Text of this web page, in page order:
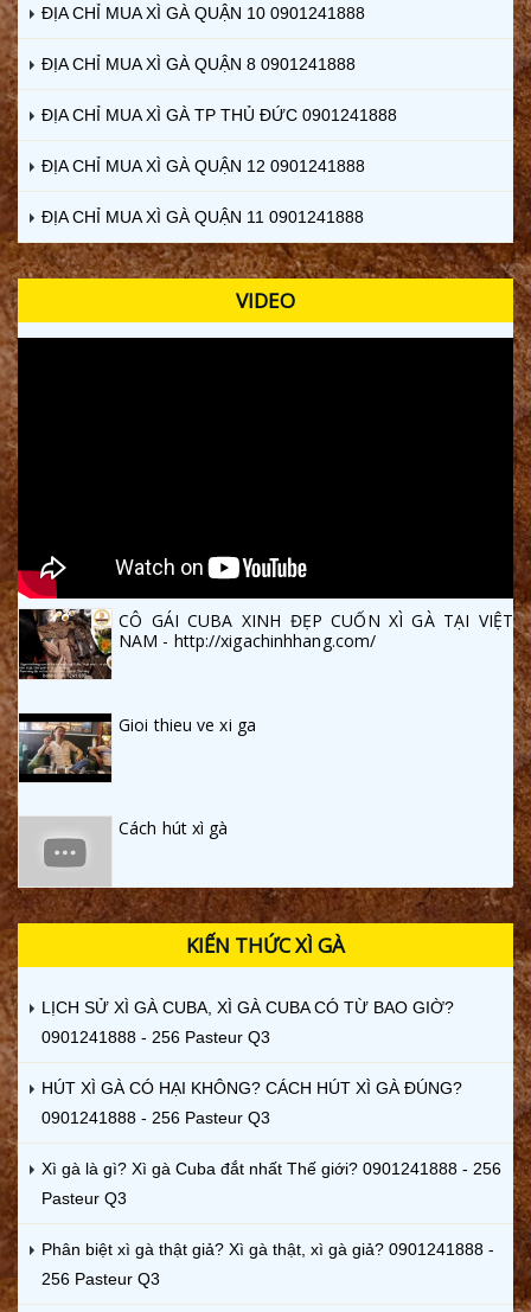
ĐỊA CHỈ MUA XÌ GÀ QUẬN 10 0901241888
ĐỊA CHỈ MUA XÌ GÀ QUẬN 8 0901241888
ĐỊA CHỈ MUA XÌ GÀ TP THỦ ĐỨC 0901241888
ĐỊA CHỈ MUA XÌ GÀ QUẬN 12 0901241888
ĐỊA CHỈ MUA XÌ GÀ QUẬN 11 0901241888
VIDEO
CÔ GÁI CUBA XINH ĐẸP CUỐN XÌ GÀ TẠI VIỆT
NAM - http://xigachinhhang.com/
Gioi thieu ve xi ga
Cách hút xì gà
KIẾN THỨC XÌ GÀ
LỊCH SỬ XÌ GÀ CUBA, XÌ GÀ CUBA CÓ TỪ BAO GIỜ?
0901241888 - 256 Pasteur Q3
HÚT XÌ GÀ CÓ HẠI KHÔNG? CÁCH HÚT XÌ GÀ ĐÚNG?
0901241888 - 256 Pasteur Q3
Xì gà là gì? Xì gà Cuba đắt nhất Thế giới? 0901241888 - 256
Pasteur Q3
Phân biệt xì gà thật giả? Xì gà thật, xì gà giả? 0901241888 -
256 Pasteur Q3